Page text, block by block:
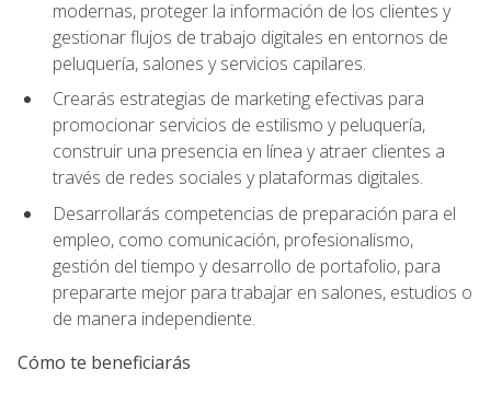
modernas, proteger la información de los clientes y
gestionar flujos de trabajo digitales en entornos de
peluquería, salones y servicios capilares.
Crearás estrategias de marketing efectivas para
promocionar servicios de estilismo y peluquería,
construir una presencia en línea y atraer clientes a
través de redes sociales y plataformas digitales.
Desarrollarás competencias de preparación para el
empleo, como comunicación, profesionalismo,
gestión del tiempo y desarrollo de portafolio, para
prepararte mejor para trabajar en salones, estudios o
de manera independiente.
Cómo te beneficiarás